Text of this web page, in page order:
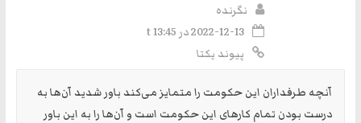
نگرنده
2022-12-13 در t 13:45
پیوند یکتا
آنچه طرفداران این حکومت را متمایز می‌کند باور شدید آن‌ها به
درست بودن تمام کارهای این حکومت است و آن‌ها را به این باور